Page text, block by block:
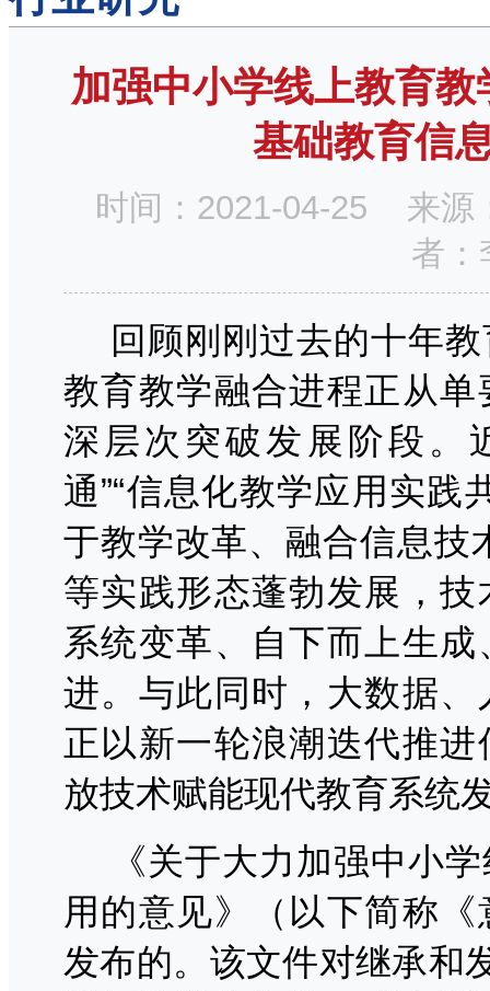
加强中小学线上教育
基础教育信
时间：2021-04-25 来
者：
回顾刚刚过去的十年
教育教学融合进程正从
深层次突破发展阶段。
通”“信息化教学应用实践
于教学改革、融合信息技
等实践形态蓬勃发展，
系统变革、自下而上生
进。与此同时，大数据
正以新一轮浪潮迭代推
放技术赋能现代教育系统
《关于大力加强中小
用的意见》（以下简称
发布的。该文件对继承和